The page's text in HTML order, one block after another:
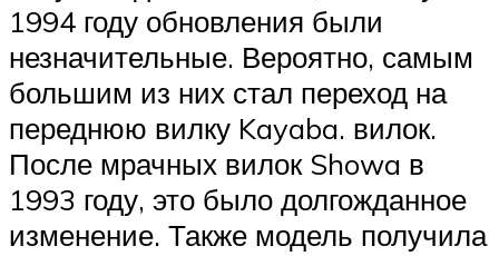
1994 году обновления были
незначительные. Вероятно, самым
большим из них стал переход на
переднюю вилку Kayaba. вилок.
После мрачных вилок Showa в
1993 году, это было долгожданное
изменение. Также модель получила